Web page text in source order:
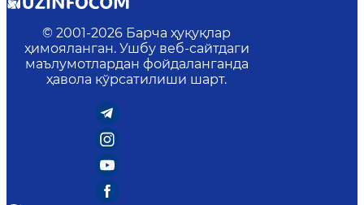
© 2001-2026 Барча ҳуқуқлар
ҳимояланган. Ушбу веб-сайтдаги
маълумотлардан фойдаланганда
ҳавола кўрсатилиши шарт.